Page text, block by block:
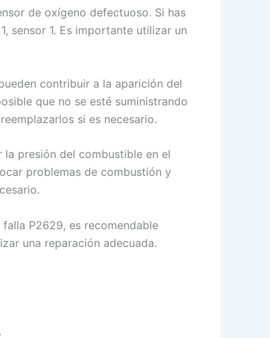
de oxígeno defectuoso. Si has
sensor 1. Es importante utilizar un
contribuir a la aparición del
que no se esté suministrando
si es necesario.
presión del combustible en el
problemas de combustión y
P2629, es recomendable
una reparación adecuada.